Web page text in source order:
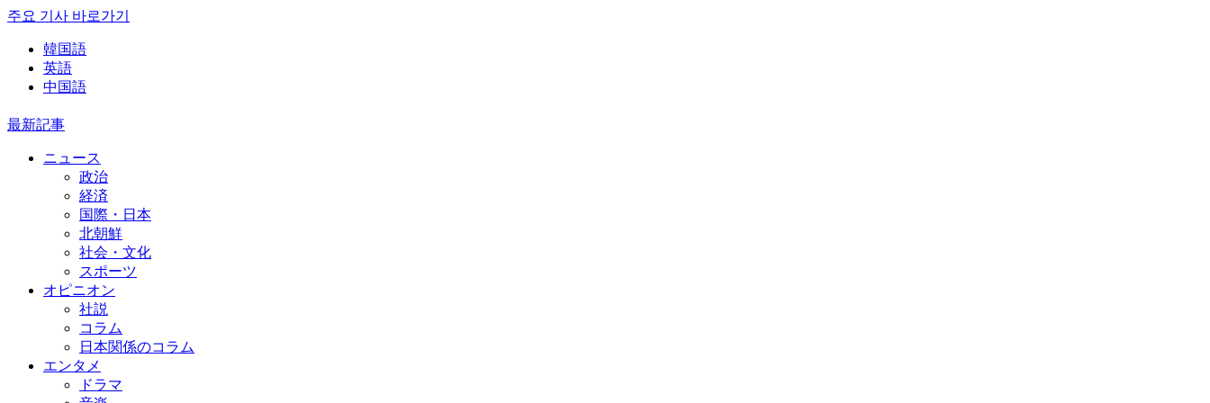
주요 기사 바로가기
韓国語
英語
中国語
最新記事
ニュース
政治
経済
国際・日本
北朝鮮
社会・文化
スポーツ
オピニオン
社説
コラム
日本関係のコラム
エンタメ
ドラマ